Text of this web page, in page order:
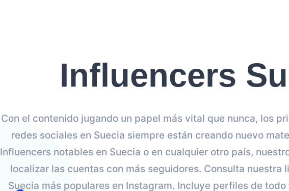
Influencers
Con el contenido jugando un papel más vital que nunca, los
redes sociales en Suecia siempre están creando nuevo
Influencers notables en Suecia o en cualquier otro país,
localizar las cuentas con más seguidores. Consulta nuestra
Suecia más populares en Instagram. Incluye perfiles de